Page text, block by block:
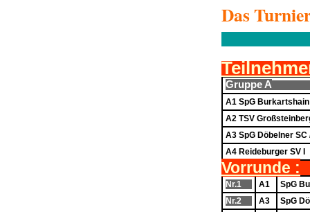
Das
Gruppe A
A1 SpG
A2 TSV
A3 SpG Döbelner SC
A4 Reideburger SV I
Vorrunde :
Nr.1 A1
SpG
Nr.2
A3
SpG